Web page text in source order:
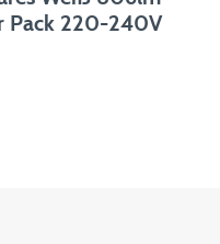
Pack 220-240V